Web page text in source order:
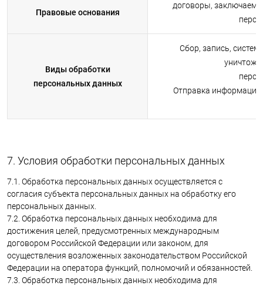
Правовые основания
договоры,
Виды обработки
персональных данных
Сбор, запись,
Отправка
7. Условия обработки персональных данных
7.1. Обработка персональных данных осуществляется с
согласия субъекта персональных данных на обработку его
персональных данных.
7.2. Обработка персональных данных необходима для
достижения целей, предусмотренных международным
договором Российской Федерации или законом, для
осуществления возложенных законодательством Российской
Федерации на оператора функций, полномочий и обязанностей.
7.3. Обработка персональных данных необходима для